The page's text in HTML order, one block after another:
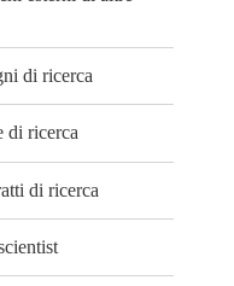
di ricerca
di ricerca
di ricerca